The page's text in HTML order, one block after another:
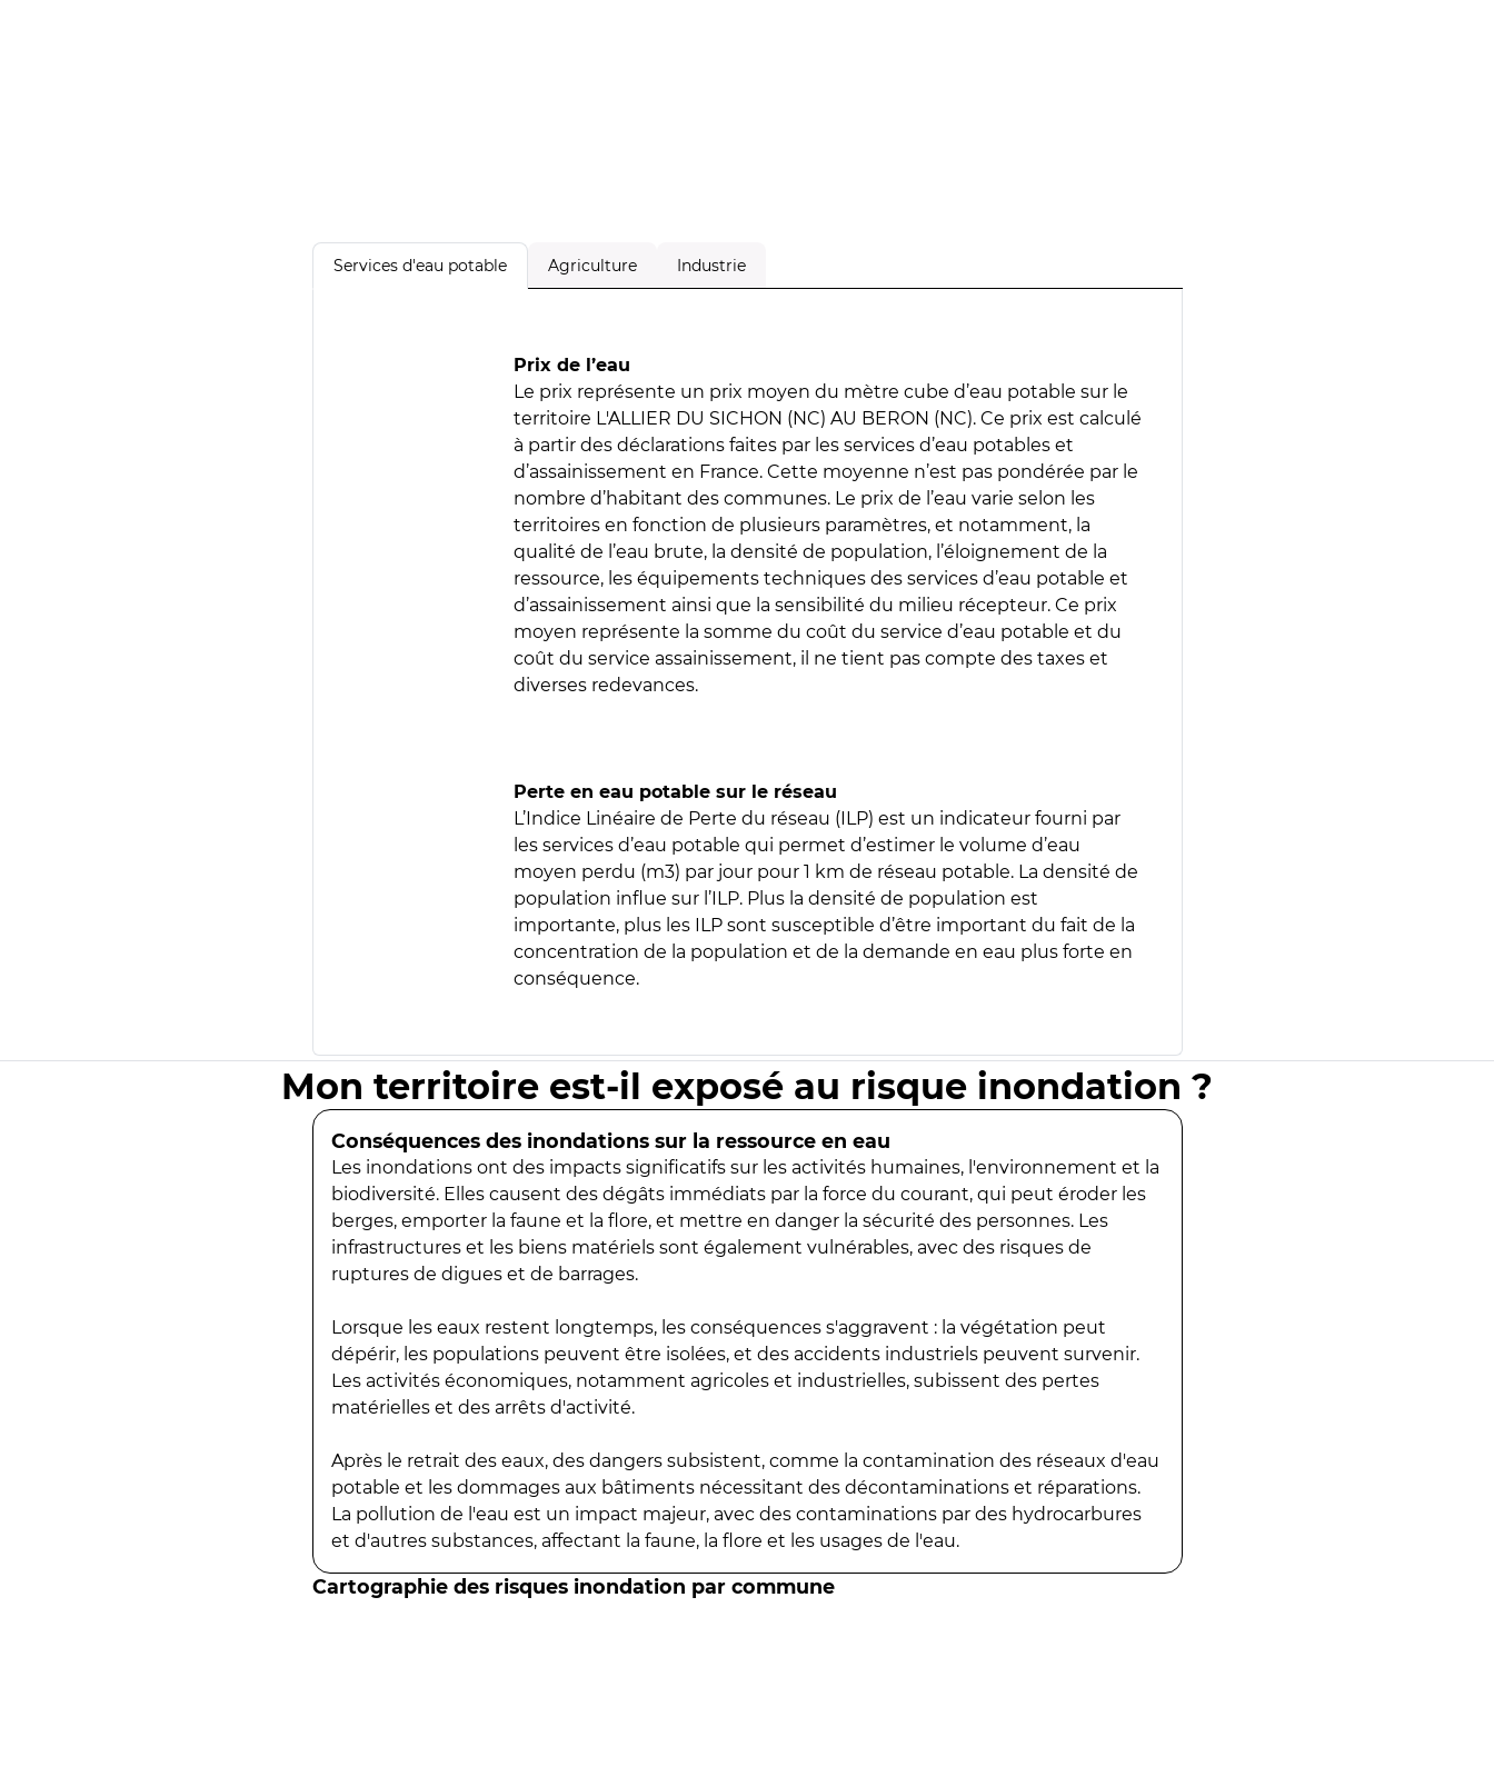
Services d'eau potable Agriculture Industrie
Prix de l’eau
Le prix représente un prix moyen du mètre cube d’eau potable sur le
territoire L'ALLIER DU SICHON (NC) AU BERON (NC). Ce prix est calculé
à partir des déclarations faites par les services d’eau potables et
d’assainissement en France. Cette moyenne n’est pas pondérée par le
nombre d’habitant des communes. Le prix de l’eau varie selon les
territoires en fonction de plusieurs paramètres, et notamment, la
qualité de l’eau brute, la densité de population, l’éloignement de la
ressource, les équipements techniques des services d’eau potable et
d’assainissement ainsi que la sensibilité du milieu récepteur. Ce prix
moyen représente la somme du coût du service d’eau potable et du
coût du service assainissement, il ne tient pas compte des taxes et
diverses redevances.
Perte en eau potable sur le réseau
L’Indice Linéaire de Perte du réseau (ILP) est un indicateur fourni par
les services d’eau potable qui permet d’estimer le volume d’eau
moyen perdu (m3) par jour pour 1 km de réseau potable. La densité de
population influe sur l’ILP. Plus la densité de population est
importante, plus les ILP sont susceptible d’être important du fait de la
concentration de la population et de la demande en eau plus forte en
conséquence.
Mon territoire est-il exposé au risque inondation ?
Conséquences des inondations sur la ressource en eau
Les inondations ont des impacts significatifs sur les activités humaines, l'environnement et la
biodiversité. Elles causent des dégâts immédiats par la force du courant, qui peut éroder les
berges, emporter la faune et la flore, et mettre en danger la sécurité des personnes. Les
infrastructures et les biens matériels sont également vulnérables, avec des risques de
ruptures de digues et de barrages.
Lorsque les eaux restent longtemps, les conséquences s'aggravent : la végétation peut
dépérir, les populations peuvent être isolées, et des accidents industriels peuvent survenir.
Les activités économiques, notamment agricoles et industrielles, subissent des pertes
matérielles et des arrêts d'activité.
Après le retrait des eaux, des dangers subsistent, comme la contamination des réseaux d'eau
potable et les dommages aux bâtiments nécessitant des décontaminations et réparations.
La pollution de l'eau est un impact majeur, avec des contaminations par des hydrocarbures
et d'autres substances, affectant la faune, la flore et les usages de l'eau.
Cartographie des risques inondation par commune